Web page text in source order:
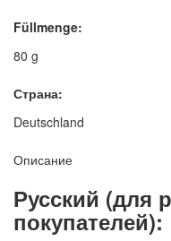
Füllmenge:
80 g
Страна:
Deutschland
Описание
Русский (для
покупателей):